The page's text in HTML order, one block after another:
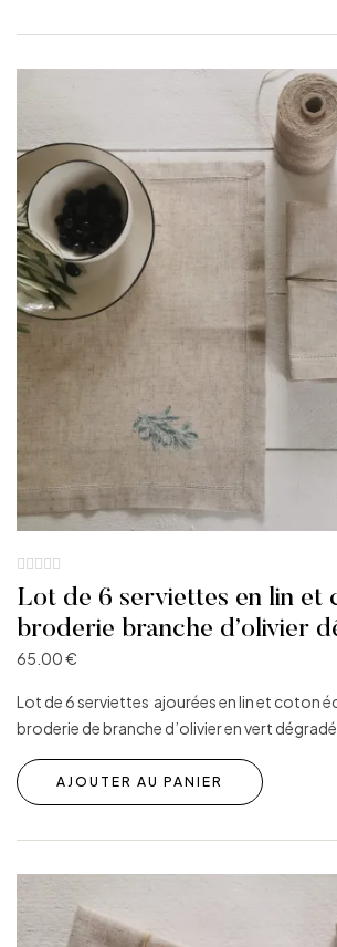
Lot de 6 serviettes en lin et
broderie branche d’olivier
65.00€
Lot de 6 serviettes ajourées en lin et coton
broderie de branche d’olivier en vert
AJOUTER AU PANIER